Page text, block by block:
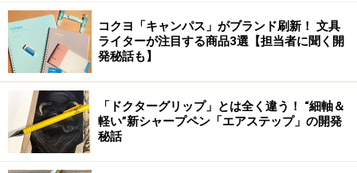
今回、どのアイテムも素晴らしい出来なのですが、特に
スタンダードな文庫サイズ用のカバーを選んだのは、や
はり、このカバーが使える手帳本体が「オリジナル」
「day-free」「Planner」と幅広いのと、文庫サイズにと
ても合うデザインになっていたからです。カバー内側の
赤地に富江が描かれているデザインも、ポケットから富
江がはい上がってくるように見えるギミックもよくでき
コクヨ「キャンパス」がブランド刷新！ 文具
ライターが注目する商品3選【担当者に聞く開
発秘話も】
「ドクターグリップ」とは全く違う！ “細軸＆
軽い”新シャープペン「エアステップ」の開発
秘話